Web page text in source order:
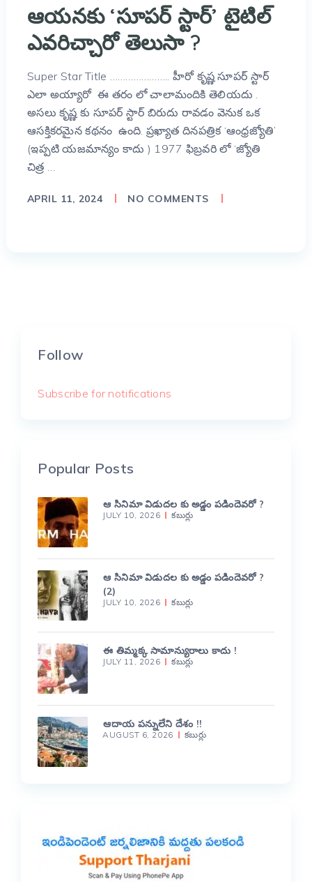
ఆయనకు ‘సూపర్ స్టార్’ టైటిల్
ఎవరిచ్చారో తెలుసా ?
Super Star Title ………………….. హీరో కృష్ణ సూపర్ స్టార్
ఎలా అయ్యారో ఈ తరం లో చాలామందికి తెలియదు .
అసలు కృష్ణ కు సూపర్ స్టార్ బిరుదు రావడం వెనుక ఒక
ఆసక్తికరమైన కథనం ఉంది. ప్రఖ్యాత దినపత్రిక ‘ఆంధ్రజ్యోతి’
(ఇప్పటి యజమాన్యం కాదు ) 1977 ఫిబ్రవరి లో ‘జ్యోతి
చిత్ర …
APRIL 11, 2024 NO COMMENTS
Follow
Subscribe for notifications
Popular Posts
ఆ సినిమా విడుదల కు అడ్డం పడిందెవరో ?
JULY 10, 2026 కబుర్లు
ఆ సినిమా విడుదల కు అడ్డం పడిందెవరో ?
(2)
JULY 10, 2026 కబుర్లు
ఈ తిమ్మక్క సామాన్యురాలు కాదు !
JULY 11, 2026 కబుర్లు
ఆదాయ పన్నులేని దేశం !!
AUGUST 6, 2026 కబుర్లు